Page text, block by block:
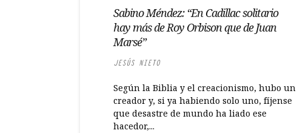
Sabino Méndez: “En Cadillac solitario
hay más de Roy Orbison que de Juan
Marsé”
JESÚS NIETO
Según la Biblia y el creacionismo, hubo un
creador y, si ya habiendo solo uno, fíjense
que desastre de mundo ha liado ese
hacedor,...